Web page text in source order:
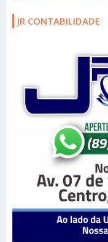
JR CONTABILIDADE